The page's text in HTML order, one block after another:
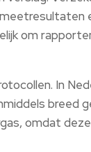
om
In
breed
omdat